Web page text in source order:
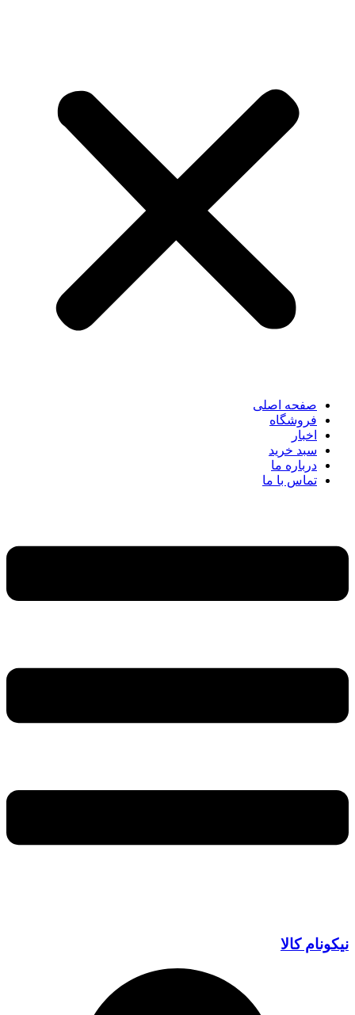
صفحه اصلی
فروشگاه
اخبار
سبد خرید
درباره ما
تماس با ما
نیکونام کالا